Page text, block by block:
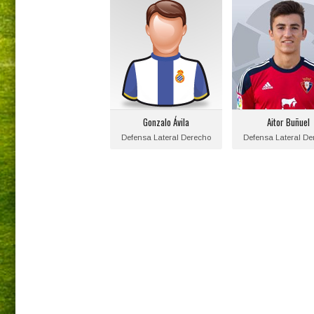
Gonzalo Ávila
Defensa Lateral Derecho
Gonzalo Ávila
Posición:
Defensa Lateral Derecho
Fecha de nacimiento:
Equipo actual:
Aitor Buñuel
Defensa Lateral
Aitor Buñuel
Posición:
Defensa Lateral
Fecha de
1998-02-10